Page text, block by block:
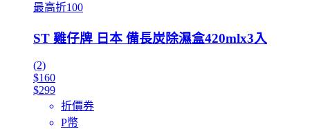
最高折100
ST 雞仔牌 日本 備長炭除濕盒420mlx3入
(2)
$160
$299
折價券
P幣